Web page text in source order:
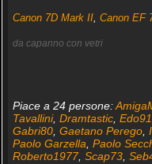
Canon 7D Mark II, Canon EF
da capanno con vetri
Piace a 24 persone:
Tavallini, Dramtastic, Edo91
Gabri80, Gaetano Perego,
Paolo Garzella, Paolo
Roberto1977, Scap73,